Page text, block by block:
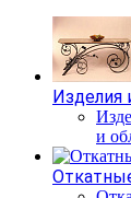
Изделия
и